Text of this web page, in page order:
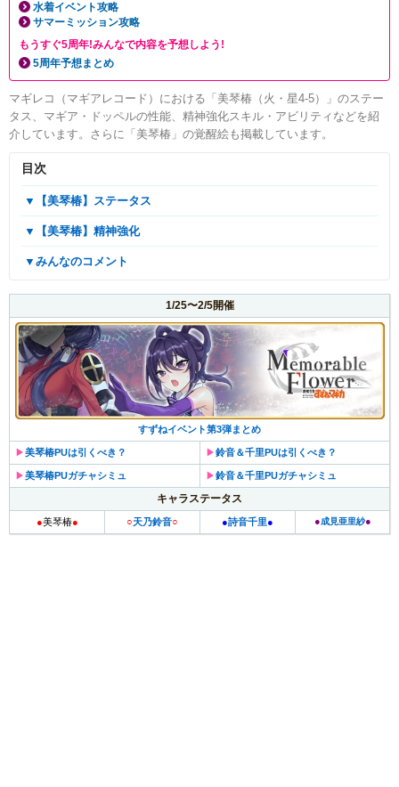
水着イベント攻略
サマーミッション攻略
もうすぐ5周年!みんなで内容を予想しよう!
5周年予想まとめ
マギレコ（マギアレコード）における「美琴椿（火・星4-5）」のステー
タス、マギア・ドッペルの性能、精神強化スキル・アビリティなどを紹
介しています。さらに「美琴椿」の覚醒絵も掲載しています。
目次
▼【美琴椿】ステータス
▼【美琴椿】精神強化
▼みんなのコメント
1/25〜2/5開催
すずねイベント第3弾まとめ
▶︎美琴椿PUは引くべき？ ▶︎鈴音＆千里PUは引くべき？
▶︎美琴椿PUガチャシミュ ▶︎鈴音＆千里PUガチャシミュ
キャラステータス
●美琴椿● ○天乃鈴音○ ●詩音千里● ●成見亜里紗●